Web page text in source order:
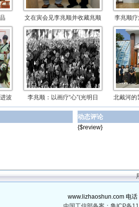
文在寅会见李兆顺并收藏兆顺 李兆顺
波 李兆顺：以画疗“心”(光明日 北戴河的
动态评论
{$review}
www.lizhaoshun.com 电